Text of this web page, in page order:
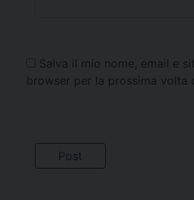
Salva il mio nome, email e
browser per la prossima volta